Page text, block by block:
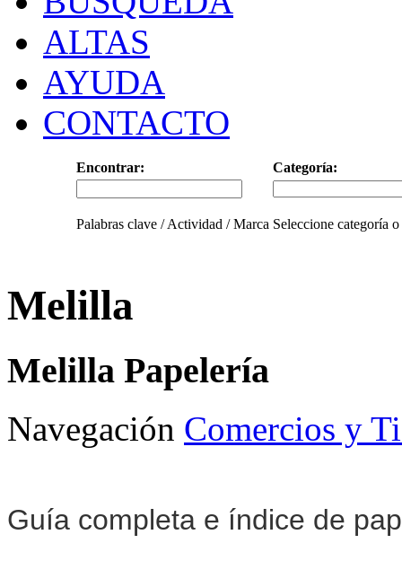
ALTAS
AYUDA
CONTACTO
Encontrar: Categoría:
Palabras clave / Actividad / Marca Seleccione categoría
Melilla
Melilla Papelería
Navegación Comercios y
Guía completa e índice de